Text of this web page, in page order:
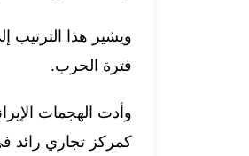
ويشير هذا الترتيب
فترة الحرب.
وأدت الهجمات
كمركز تجاري رائد